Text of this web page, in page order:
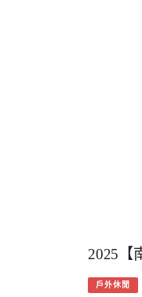
2025【
戶外休閒